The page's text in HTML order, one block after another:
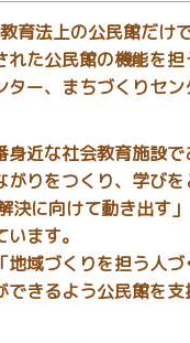
育法上の公民館だけ
れた公民館の機能を
ター、まちづくりセ
近な社会教育施設で
がりをつくり、学び
決に向けて動き出す
ます。
域づくりを担う人
きるよう公民館を支